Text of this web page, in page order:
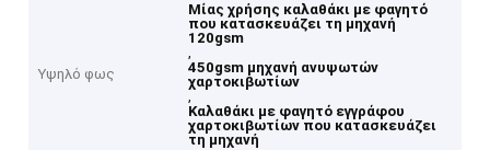
Υψηλό φως
Μίας χρήσης καλαθάκι με φαγητό
που κατασκευάζει τη μηχανή
120gsm
,
450gsm μηχανή ανυψωτών
χαρτοκιβωτίων
,
Καλαθάκι με φαγητό εγγράφου
χαρτοκιβωτίων που κατασκευάζει
τη μηχανή